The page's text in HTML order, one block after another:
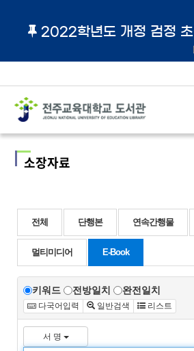
2022학년도 개정 검정 초등 3,4학년군 교과서
소장자료
전체 단행본 연속간행물
멀티미디어 E-Book
키워드 전방일치 완전일치
다국어입력 일반검색 리스트
서 명